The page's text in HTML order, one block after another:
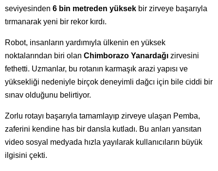
seviyesinden 6 bin metreden yüksek bir zirveye başarıyla
tırmanarak yeni bir rekor kırdı.
Robot, insanların yardımıyla ülkenin en yüksek
noktalarından biri olan Chimborazo Yanardağı zirvesini
fethetti. Uzmanlar, bu rotanın karmaşık arazi yapısı ve
yüksekliği nedeniyle birçok deneyimli dağcı için bile ciddi bir
sınav olduğunu belirtiyor.
Zorlu rotayı başarıyla tamamlayıp zirveye ulaşan Pemba,
zaferini kendine has bir dansla kutladı. Bu anları yansıtan
video sosyal medyada hızla yayılarak kullanıcıların büyük
ilgisini çekti.